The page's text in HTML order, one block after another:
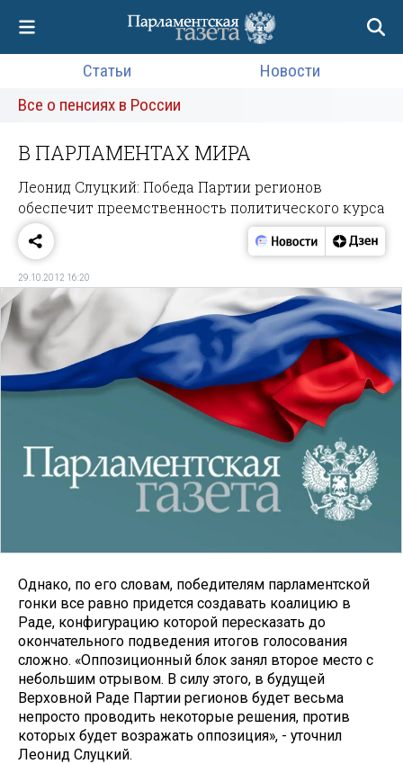
Статьи
Новости
Все о пенсиях в России
В ПАРЛАМЕНТАХ МИРА
Леонид Слуцкий: Победа Партии регионов
обеспечит преемственность политического курса
29.10.2012 16:20
Однако, по его словам, победителям парламентской
гонки все равно придется создавать коалицию в
Раде, конфигурацию которой пересказать до
окончательного подведения итогов голосования
сложно. «Оппозиционный блок занял второе место с
небольшим отрывом. В силу этого, в будущей
Верховной Раде Партии регионов будет весьма
непросто проводить некоторые решения, против
которых будет возражать оппозиция», - уточнил
Леонид Слуцкий.